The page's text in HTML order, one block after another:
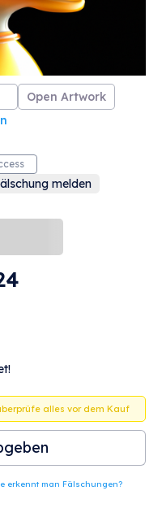
Open Artwork
melden
alles vor dem Kauf
erkennt man Fälschungen?